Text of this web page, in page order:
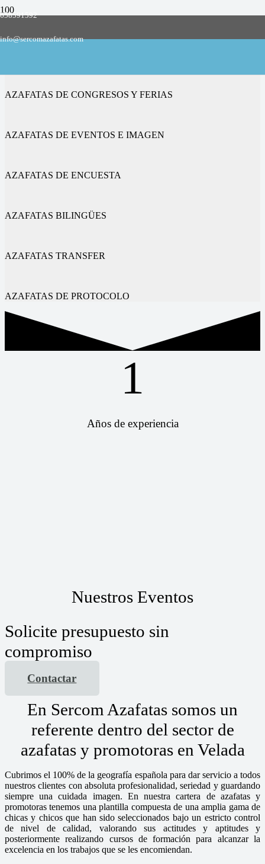
658591592
info@sercomazafatas.com
AZAFATAS DE CONGRESOS Y FERIAS
AZAFATAS DE EVENTOS E IMAGEN
AZAFATAS DE ENCUESTA
AZAFATAS BILINGÜES
AZAFATAS TRANSFER
AZAFATAS DE PROTOCOLO
1
Años de experiencia
Nuestros Eventos
Solicite presupuesto sin
compromiso
Contactar
En Sercom Azafatas somos un
referente dentro del sector de
azafatas y promotoras en Velada
Cubrimos el 100% de la geografía española para dar servicio a todos
nuestros clientes con absoluta profesionalidad, seriedad y guardando
siempre una cuidada imagen. En nuestra cartera de azafatas y
promotoras tenemos una plantilla compuesta de una amplia gama de
chicas y chicos que han sido seleccionados bajo un estricto control
de nivel de calidad, valorando sus actitudes y aptitudes y
posteriormente realizando cursos de formación para alcanzar la
excelencia en los trabajos que se les encomiendan.